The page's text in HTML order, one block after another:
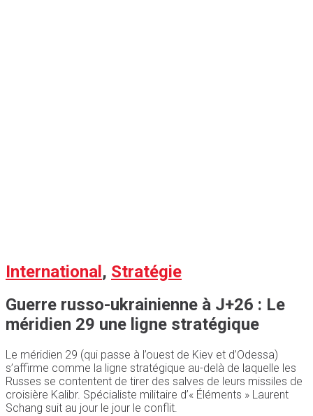
International, Stratégie
Guerre russo-ukrainienne à J+26 : Le
méridien 29 une ligne stratégique
Le méridien 29 (qui passe à l’ouest de Kiev et d’Odessa)
s’affirme comme la ligne stratégique au-delà de laquelle les
Russes se contentent de tirer des salves de leurs missiles de
croisière Kalibr. Spécialiste militaire d’« Éléments » Laurent
Schang suit au jour le jour le conflit.